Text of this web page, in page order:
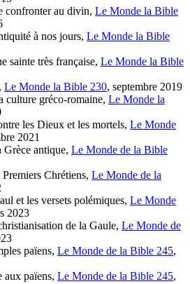
confronter au divin, Le Monde la Bible
à nos jours, Le Monde la Bible
sainte très française, Le Monde la Bible
Le Monde la Bible 230, septembre 2019
culture gréco-romaine, Le Monde la
les Dieux et les mortels, Le Monde
2021
Grèce antique, Le Monde de la Bible
Chrétiens, Le Monde de la
et les versets polémiques, Le Monde
2023
de la Gaule, Le Monde de
païens, Le Monde de la Bible 245,
aux païens, Le Monde de la Bible 245,